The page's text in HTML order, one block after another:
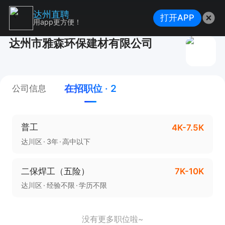
达州市雅森环保建材有限公司
公司信息 在招职位 · 2
普工 4K-7.5K
达川区 3年 高中以下
二保焊工（五险） 7K-10K
达川区 经验不限 学历不限
没有更多职位啦~
达州直聘
用app更方便！ 打开APP